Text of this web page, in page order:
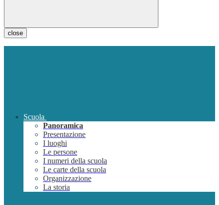
close
Scuola
Panoramica
Presentazione
I luoghi
Le persone
I numeri della scuola
Le carte della scuola
Organizzazione
La storia